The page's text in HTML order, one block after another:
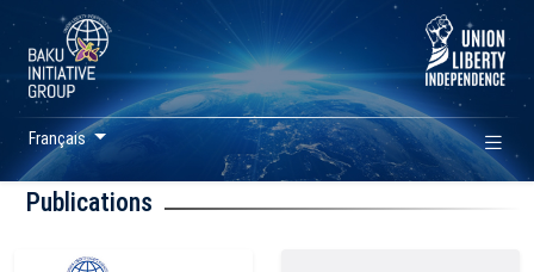
Français
Publications